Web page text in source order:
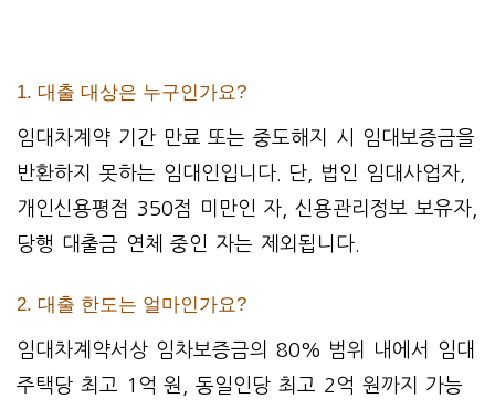
1. 대출 대상은 누구인가요?
임대차계약 기간 만료 또는 중도해지 시 임대보증금을
반환하지 못하는 임대인입니다. 단, 법인 임대사업자,
개인신용평점 350점 미만인 자, 신용관리정보 보유자,
당행 대출금 연체 중인 자는 제외됩니다.
2. 대출 한도는 얼마인가요?
임대차계약서상 임차보증금의 80% 범위 내에서 임대
주택당 최고 1억 원, 동일인당 최고 2억 원까지 가능